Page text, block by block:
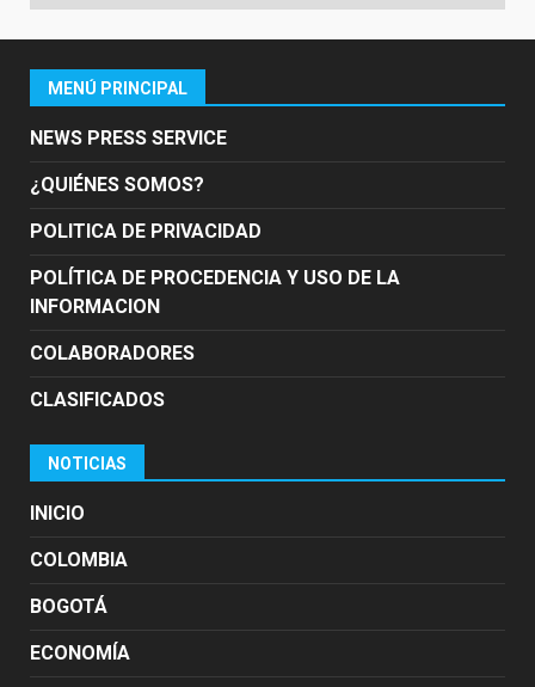
MENÚ PRINCIPAL
NEWS PRESS SERVICE
¿QUIÉNES SOMOS?
POLITICA DE PRIVACIDAD
POLÍTICA DE PROCEDENCIA Y USO DE LA
INFORMACION
COLABORADORES
CLASIFICADOS
NOTICIAS
INICIO
COLOMBIA
BOGOTÁ
ECONOMÍA